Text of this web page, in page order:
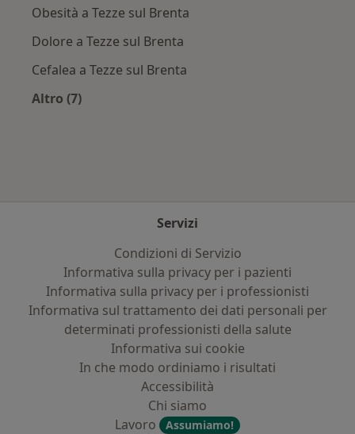
Obesità a Tezze sul Brenta
Dolore a Tezze sul Brenta
Cefalea a Tezze sul Brenta
Altro (7)
Servizi
Condizioni di Servizio
Informativa sulla privacy per i pazienti
Informativa sulla privacy per i professionisti
Informativa sul trattamento dei dati personali per
determinati professionisti della salute
Informativa sui cookie
In che modo ordiniamo i risultati
Accessibilità
Chi siamo
Lavoro
Assumiamo!